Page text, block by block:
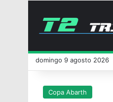
domingo 9 agosto 2026
Copa Abarth